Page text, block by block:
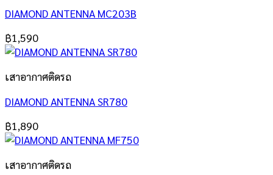
DIAMOND ANTENNA MC203B
฿1,590
เสาอากาศติดรถ
DIAMOND ANTENNA SR780
฿1,890
เสาอากาศติดรถ